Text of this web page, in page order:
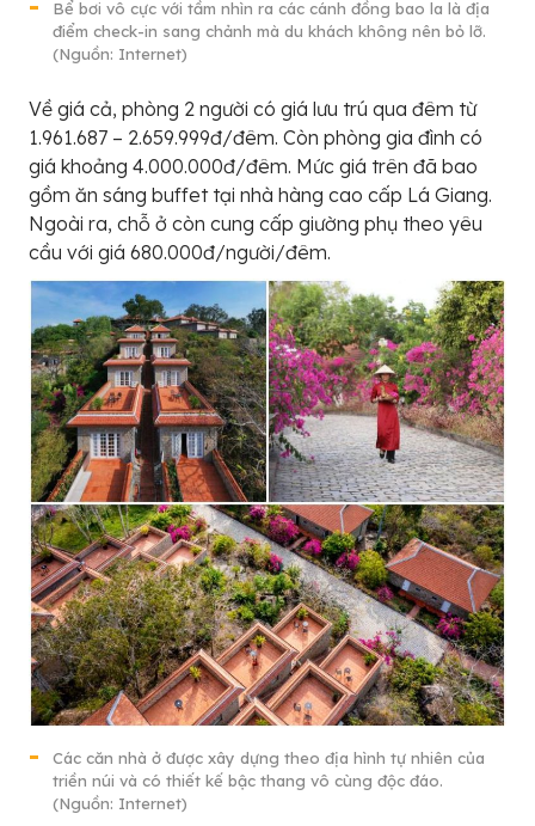
Bể bơi vô cực với tầm nhìn ra các cánh đồng bao la là địa
điểm check-in sang chảnh mà du khách không nên bỏ lỡ.
(Nguồn: Internet)
Về giá cả, phòng 2 người có giá lưu trú qua đêm từ
1.961.687 – 2.659.999đ/đêm. Còn phòng gia đình có
giá khoảng 4.000.000đ/đêm. Mức giá trên đã bao
gồm ăn sáng buffet tại nhà hàng cao cấp Lá Giang.
Ngoài ra, chỗ ở còn cung cấp giường phụ theo yêu
cầu với giá 680.000đ/người/đêm.
Các căn nhà ở được xây dựng theo địa hình tự nhiên của
triền núi và có thiết kế bậc thang vô cùng độc đáo.
(Nguồn: Internet)